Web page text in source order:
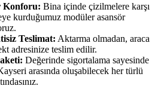
Konforu: Bina içinde çizilmelere karşı
kurduğumuz modüler asansör
Teslimat: Aktarma olmadan, araca
adresinize teslim edilir.
Değerinde sigortalama sayesinde
arasında oluşabilecek her türlü